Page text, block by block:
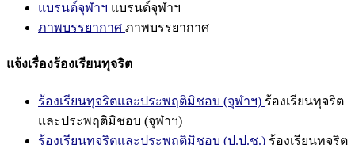
แบรนด์จุฬาฯ แบรนด์จุฬาฯ
ภาพบรรยากาศ ภาพบรรยากาศ
แจ้งเรื่องร้องเรียนทุจริต
ร้องเรียนทุจริตและประพฤติมิชอบ (จุฬาฯ) ร้องเรียนทุจริต
และประพฤติมิชอบ (จุฬาฯ)
ร้องเรียนทุจริตและประพฤติมิชอบ (ป.ป.ช.) ร้องเรียนทุจริต